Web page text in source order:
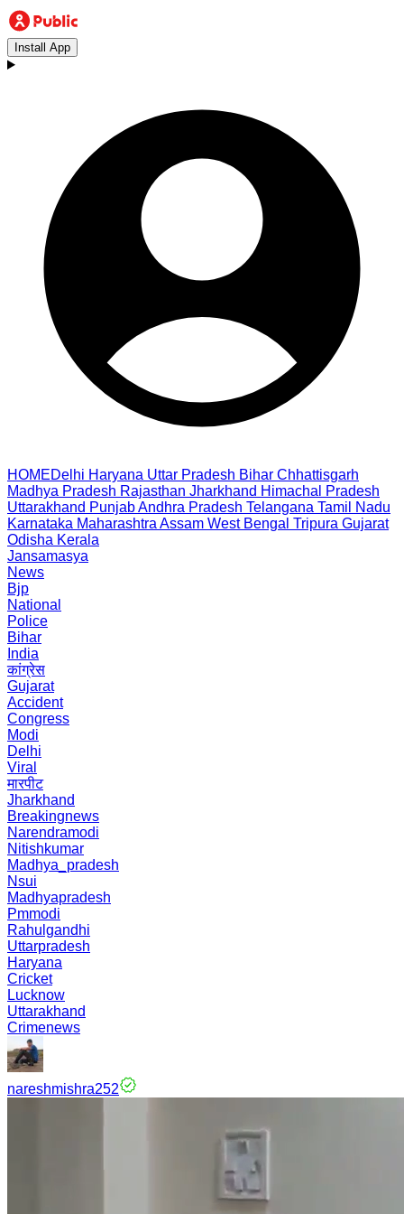
Install App
HOMEDelhi Haryana Uttar Pradesh Bihar Chhattisgarh
Madhya Pradesh Rajasthan Jharkhand Himachal Pradesh
Uttarakhand PunjabAndhra Pradesh Telangana Tamil Nadu
Karnataka Maharashtra Assam West Bengal Tripura Gujarat
Odisha Kerala
Jansamasya
News
Bjp
National
Police
Bihar
India
कांग्रेस
Gujarat
Accident
Congress
Modi
Delhi
Viral
मारपीट
Jharkhand
Breakingnews
Narendramodi
Nitishkumar
Madhya_pradesh
Nsui
Madhyapradesh
Pmmodi
Rahulgandhi
Uttarpradesh
Haryana
Cricket
Lucknow
Uttarakhand
Crimenews
nareshmishra252